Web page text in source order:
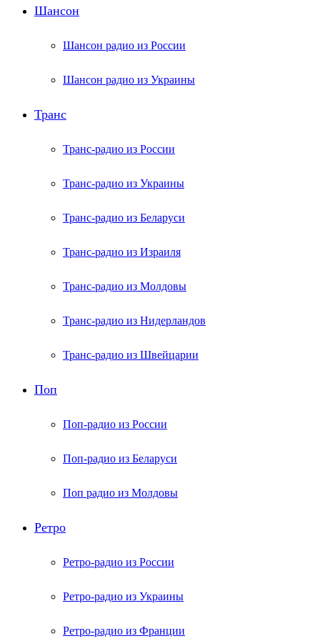
Шансон
Шансон радио из России
Шансон радио из Украины
Транс
Транс-радио из России
Транс-радио из Украины
Транс-радио из Беларуси
Транс-радио из Израиля
Транс-радио из Молдовы
Транс-радио из Нидерландов
Транс-радио из Швейцарии
Поп
Поп-радио из России
Поп-радио из Беларуси
Поп радио из Молдовы
Ретро
Ретро-радио из России
Ретро-радио из Украины
Ретро-радио из Франции